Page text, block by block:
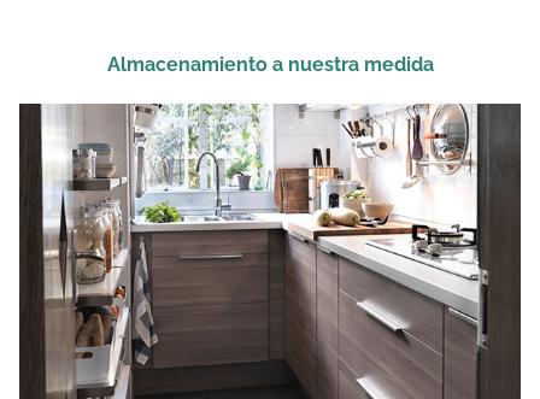
Almacenamiento a nuestra medida